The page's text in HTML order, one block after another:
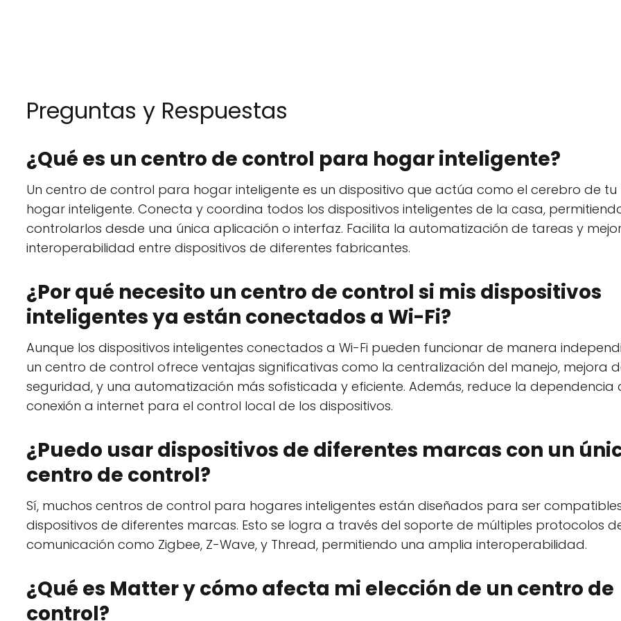
Preguntas y Respuestas
¿Qué es un centro de control para hogar inteligente?
Un centro de control para hogar inteligente es un dispositivo que actúa como el cerebro de tu
hogar inteligente. Conecta y coordina todos los dispositivos inteligentes de la casa,
controlarlos desde una única aplicación o interfaz. Facilita la automatización de tareas y
interoperabilidad entre dispositivos de diferentes fabricantes.
¿Por qué necesito un centro de control si mis dispositivos
inteligentes ya están conectados a Wi-Fi?
Aunque los dispositivos inteligentes conectados a Wi-Fi pueden funcionar de manera
un centro de control ofrece ventajas significativas como la centralización del manejo, mejora
seguridad, y una automatización más sofisticada y eficiente. Además, reduce la dependencia
conexión a internet para el control local de los dispositivos.
¿Puedo usar dispositivos de diferentes marcas con un
centro de control?
Sí, muchos centros de control para hogares inteligentes están diseñados para ser
dispositivos de diferentes marcas. Esto se logra a través del soporte de múltiples protocolos
comunicación como Zigbee, Z-Wave, y Thread, permitiendo una amplia interoperabilidad.
¿Qué es Matter y cómo afecta mi elección de un centro de
control?